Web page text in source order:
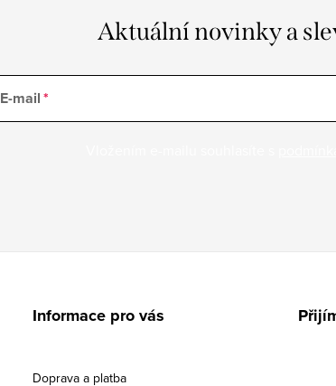
Aktuální novinky a
E-mail
Informace pro vás
Doprava a platba